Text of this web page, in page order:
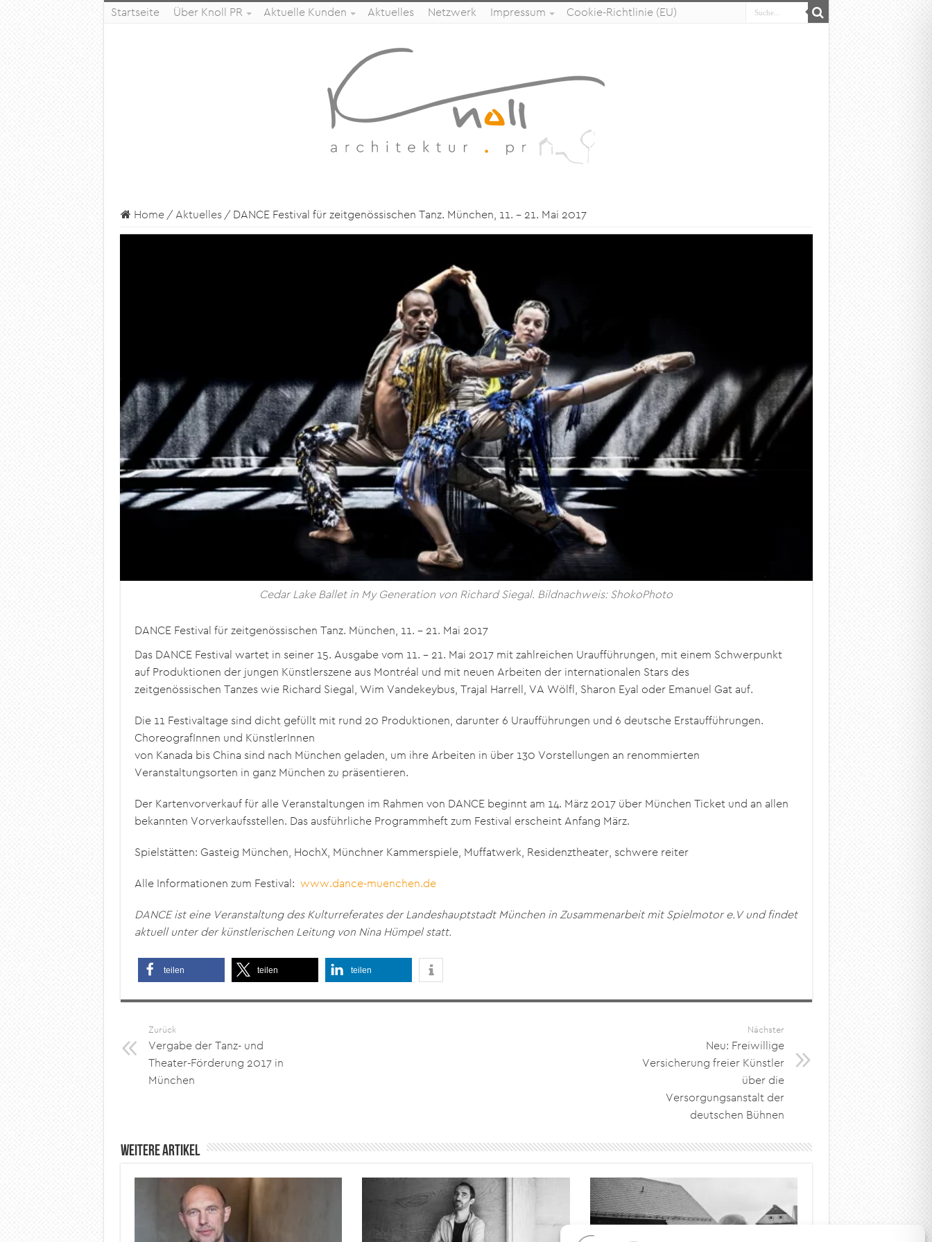
Startseite Über Knoll PR Aktuelle Kunden Aktuelles Netzwerk Impressum Cookie-Richtlinie (EU)
Home /Aktuelles / DANCE Festival für zeitgenössischen Tanz. München, 11. – 21. Mai 2017
Cedar Lake Ballet in My Generation von Richard Siegal. Bildnachweis: ShokoPhoto
DANCE Festival für zeitgenössischen Tanz. München, 11. – 21. Mai 2017
Das DANCE Festival wartet in seiner 15. Ausgabe vom 11. – 21. Mai 2017 mit zahlreichen Uraufführungen, mit einem Schwerpunkt
auf Produktionen der jungen Künstlerszene aus Montréal und mit neuen Arbeiten der internationalen Stars des
zeitgenössischen Tanzes wie Richard Siegal, Wim Vandekeybus, Trajal Harrell, VA Wölfl, Sharon Eyal oder Emanuel Gat auf.
Die 11 Festivaltage sind dicht gefüllt mit rund 20 Produktionen, darunter 6 Uraufführungen und 6 deutsche Erstaufführungen.
ChoreografInnen und KünstlerInnen
von Kanada bis China sind nach München geladen, um ihre Arbeiten in über 130 Vorstellungen an renommierten
Veranstaltungsorten in ganz München zu präsentieren.
Der Kartenvorverkauf für alle Veranstaltungen im Rahmen von DANCE beginnt am 14. März 2017 über München Ticket und an allen
bekannten Vorverkaufsstellen. Das ausführliche Programmheft zum Festival erscheint Anfang März.
Spielstätten: Gasteig München, HochX, Münchner Kammerspiele, Muffatwerk, Residenztheater, schwere reiter
Alle Informationen zum Festival: www.dance-muenchen.de
DANCE ist eine Veranstaltung des Kulturreferates der Landeshauptstadt München in Zusammenarbeit mit Spielmotor e.V und findet
aktuell unter der künstlerischen Leitung von Nina Hümpel statt.
teilen teilen teilen
Zurück
Vergabe der Tanz- und
Theater-Förderung 2017 in
München
Nächster
Neu: Freiwillige
Versicherung freier Künstler
über die
Versorgungsanstalt der
deutschen Bühnen
Weitere Artikel